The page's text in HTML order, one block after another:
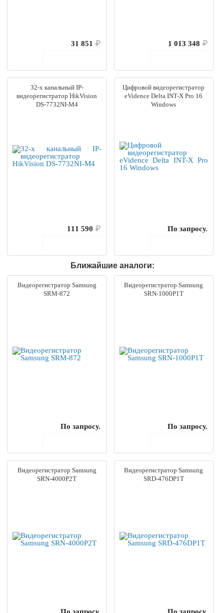
31 851 ₽
1 013 348 ₽
32-х канальный IP-
видеорегистратор HikVision
DS-7732NI-M4
111 590 ₽
Цифровой видеорегистратор
eVidence Delta INT-X Pro 16
Windows
По запросу.
Ближайшие аналоги:
Видеорегистратор Samsung
SRM-872
По запросу.
Видеорегистратор Samsung
SRN-1000P1T
По запросу.
Видеорегистратор Samsung
SRN-4000P2T
Видеорегистратор Samsung
SRD-476DP1T